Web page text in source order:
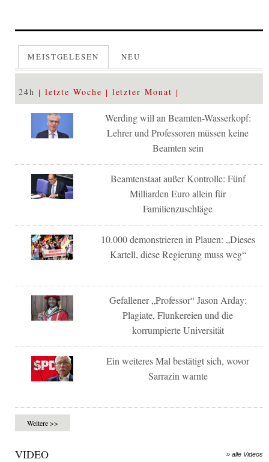
MEISTGELESEN NEU
24h letzte Woche letzter Monat
Werding will an Beamten-Wasserkopf:
Lehrer und Professoren müssen keine
Beamten sein
Beamtenstaat außer Kontrolle: Fünf
Milliarden Euro allein für
Familienzuschläge
10.000 demonstrieren in Plauen: „Dieses
Kartell, diese Regierung muss weg“
Gefallener „Professor“ Jason Arday:
Plagiate, Flunkereien und die
korrumpierte Universität
Ein weiteres Mal bestätigt sich, wovor
Sarrazin warnte
Weitere >>
VIDEO » alle Videos